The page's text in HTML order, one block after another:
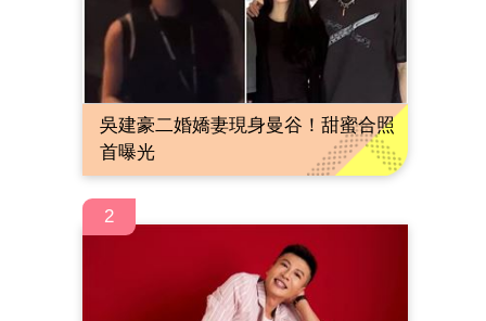
吳建豪二婚嬌妻現身曼谷！甜蜜合照
首曝光
2